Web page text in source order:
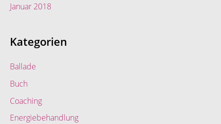
Januar 2018
Kategorien
Ballade
Buch
Coaching
Energiebehandlung